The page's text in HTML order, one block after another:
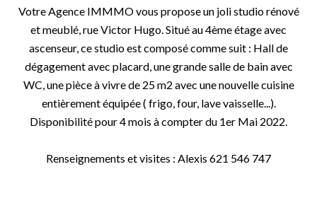
Votre Agence IMMMO vous propose un joli studio rénové
et meublé, rue Victor Hugo. Situé au 4ème étage avec
ascenseur, ce studio est composé comme suit : Hall de
dégagement avec placard, une grande salle de bain avec
WC, une pièce à vivre de 25 m2 avec une nouvelle cuisine
entièrement équipée ( frigo, four, lave vaisselle...).
Disponibilité pour 4 mois à compter du 1er Mai 2022.
Renseignements et visites : Alexis 621 546 747